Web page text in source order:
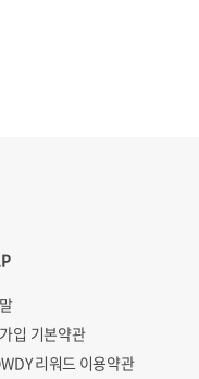
입 기본약관
리워드 이용약관